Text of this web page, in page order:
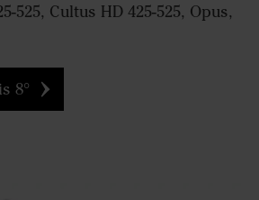
525, Cultus HD 425-525, Opus,
8°